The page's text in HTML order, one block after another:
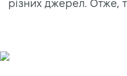
різних джерел. Отже,